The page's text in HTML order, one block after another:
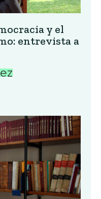
y el
entrevista a